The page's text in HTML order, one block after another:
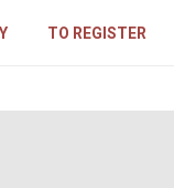
TO REGISTER